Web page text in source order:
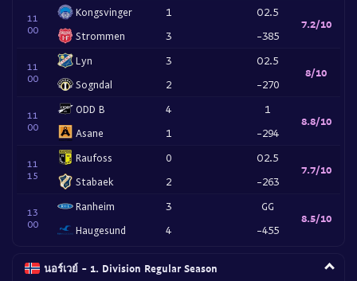
11
00
Kongsvinger
Strommen
1
3
O2.5
-385
7.2/10
11
00
Lyn
Sogndal
3
2
O2.5
-270
8/10
11
00
ODD B
Asane
4
1
1
-294
8.8/10
11
15
Raufoss
Stabaek
0
2
O2.5
-263
7.7/10
13
00
Ranheim
Haugesund
3
4
GG
-455
8.5/10
นอร์เวย์ - 1. Division Regular Season